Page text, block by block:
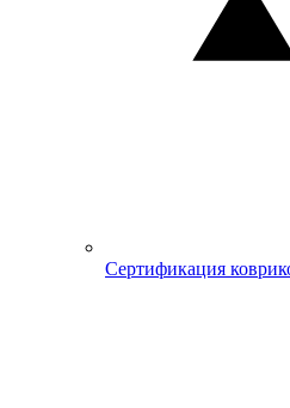
Сертификация